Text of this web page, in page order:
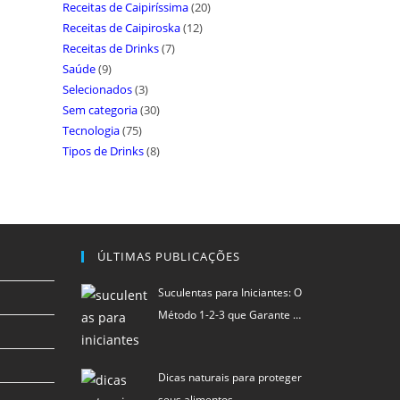
Receitas de Caipiríssima(20)
Receitas de Caipiroska(12)
Receitas de Drinks(7)
Saúde(9)
Selecionados(3)
Sem categoria(30)
Tecnologia(75)
Tipos de Drinks(8)
ÚLTIMAS PUBLICAÇÕES
Suculentas para Iniciantes: O
Método 1-2-3 que Garante …
Dicas naturais para proteger